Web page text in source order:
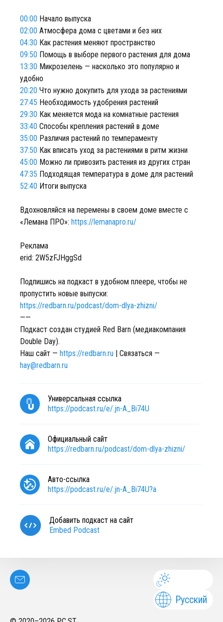
00:00 Начало выпуска
02:00 Атмосфера дома с цветами и без них
04:30 Как растения меняют пространство
09:50 Помощь в выборе первого растения для дома
13:30 Микрозелень — насколько это популярно и
удобно
20:20 Что нужно докупить для ухода за растениями
27:45 Необходимость удобрения растений
29:30 Как меняется мода на комнатные растения
33:40 Способы крепления растений в доме
35:00 Различия растений по темпераменту
37:50 Как вписать уход за растениями в ритм жизни
45:00 Можно ли привозить растения из других стран
47:35 Подходящая температура в доме для растений
52:40 Итоги выпуска
Вдохновляйся на перемены в своем доме вместе с
«Лемана ПРО»: https://lemanapro.ru/
Реклама
erid: 2W5zFJHggSd
Подпишись на подкаст в удобном плеере, чтобы не
пропустить новые выпуски:
https://redbarn.ru/podcast/dom-dlya-zhizni/
——
Подкаст создан студией Red Barn (медиакомпания
Double Day).
Наш сайт — https://redbarn.ru | Связаться —
hay@redbarn.ru
Универсальная ссылка
https://podcast.ru/e/.jn-A_Bi74U
Официальный сайт
https://redbarn.ru/podcast/dom-dlya-zhizni/
Авто-ссылка
https://podcast.ru/e/.jn-A_Bi74U?a
Добавить подкаст на сайт
Embed Podcast
Русский